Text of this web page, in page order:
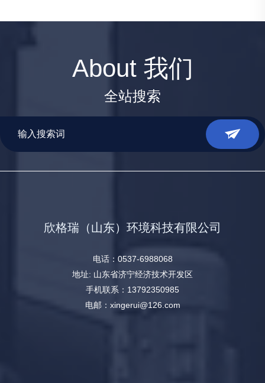
About 我们
全站搜索
欣格瑞（山东）环境科技有限公司
电话：0537-6988068
地址: 山东省济宁经济技术开发区
手机联系：13792350985
电邮：xingerui@126.com